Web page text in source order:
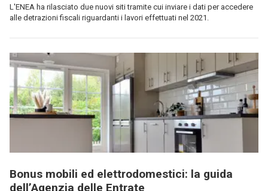
L'ENEA ha rilasciato due nuovi siti tramite cui inviare i dati per accedere
alle detrazioni fiscali riguardanti i lavori effettuati nel 2021.
Bonus mobili ed elettrodomestici: la guida
dell’Agenzia delle Entrate